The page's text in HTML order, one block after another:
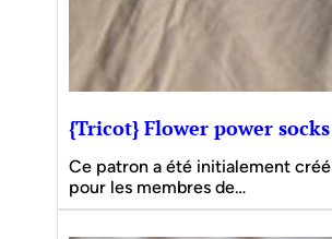
{Tricot} Flower power socks
Ce patron a été initialement créé
pour les membres de…